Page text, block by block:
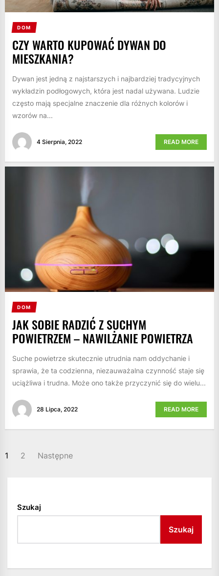
DOM
CZY WARTO KUPOWAĆ DYWAN DO
MIESZKANIA?
Dywan jest jedną z najstarszych i najbardziej tradycyjnych
wykładzin podłogowych, która jest nadal używana. Ludzie
często mają specjalne znaczenie dla różnych kolorów i
wzorów na...
4 Sierpnia, 2022 READ MORE
DOM
JAK SOBIE RADZIĆ Z SUCHYM
POWIETRZEM – NAWILŻANIE POWIETRZA
Suche powietrze skutecznie utrudnia nam oddychanie i
sprawia, że ta codzienna, niezauważalna czynność staje się
uciążliwa i trudna. Może ono także przyczynić się do wielu...
28 Lipca, 2022 READ MORE
STRONICOWANIE
1 2 Następne
Szukaj
Szukaj